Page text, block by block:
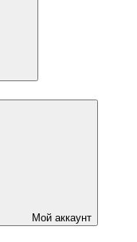
Мой аккаунт